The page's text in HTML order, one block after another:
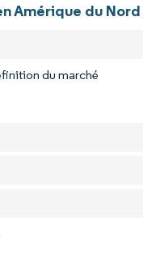
Amérique du Nord
du marché